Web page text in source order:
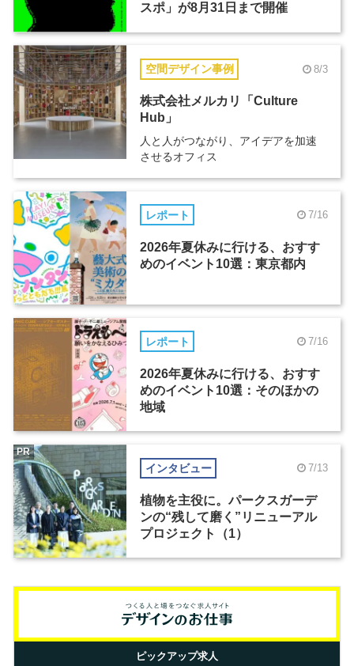
スポ」が8月31日まで開催
空間デザイン事例 8/3
株式会社メルカリ「Culture
Hub」
人と人がつながり、アイデアを加速
させるオフィス
レポート 7/16
2026年夏休みに行ける、おすす
めのイベント10選：東京都内
レポート 7/16
2026年夏休みに行ける、おすす
めのイベント10選：そのほかの
地域
インタビュー 7/13
植物を主役に。パークスガーデ
ンの“残して磨く”リニューアル
プロジェクト（1）
PR
ピックアップ求人